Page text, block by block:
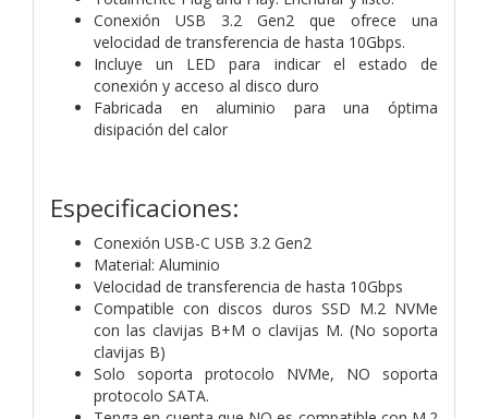
Conexión USB 3.2 Gen2 que ofrece una
velocidad de transferencia de hasta 10Gbps.
Incluye un LED para indicar el estado de
conexión y acceso al disco duro
Fabricada en aluminio para una óptima
disipación del calor
Especificaciones:
Conexión USB-C USB 3.2 Gen2
Material: Aluminio
Velocidad de transferencia de hasta 10Gbps
Compatible con discos duros SSD M.2 NVMe
con las clavijas B+M o clavijas M. (No soporta
clavijas B)
Solo soporta protocolo NVMe, NO soporta
protocolo SATA.